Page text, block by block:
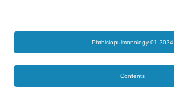
Phthisiopulmonology 01-2024
Contents